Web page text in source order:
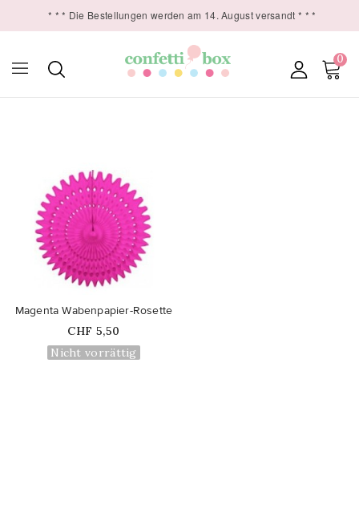
* * * Die Bestellungen werden am 14. August versandt * * *
0
Magenta Wabenpapier-Rosette
Price
CHF 5,50
Nicht vorrättig